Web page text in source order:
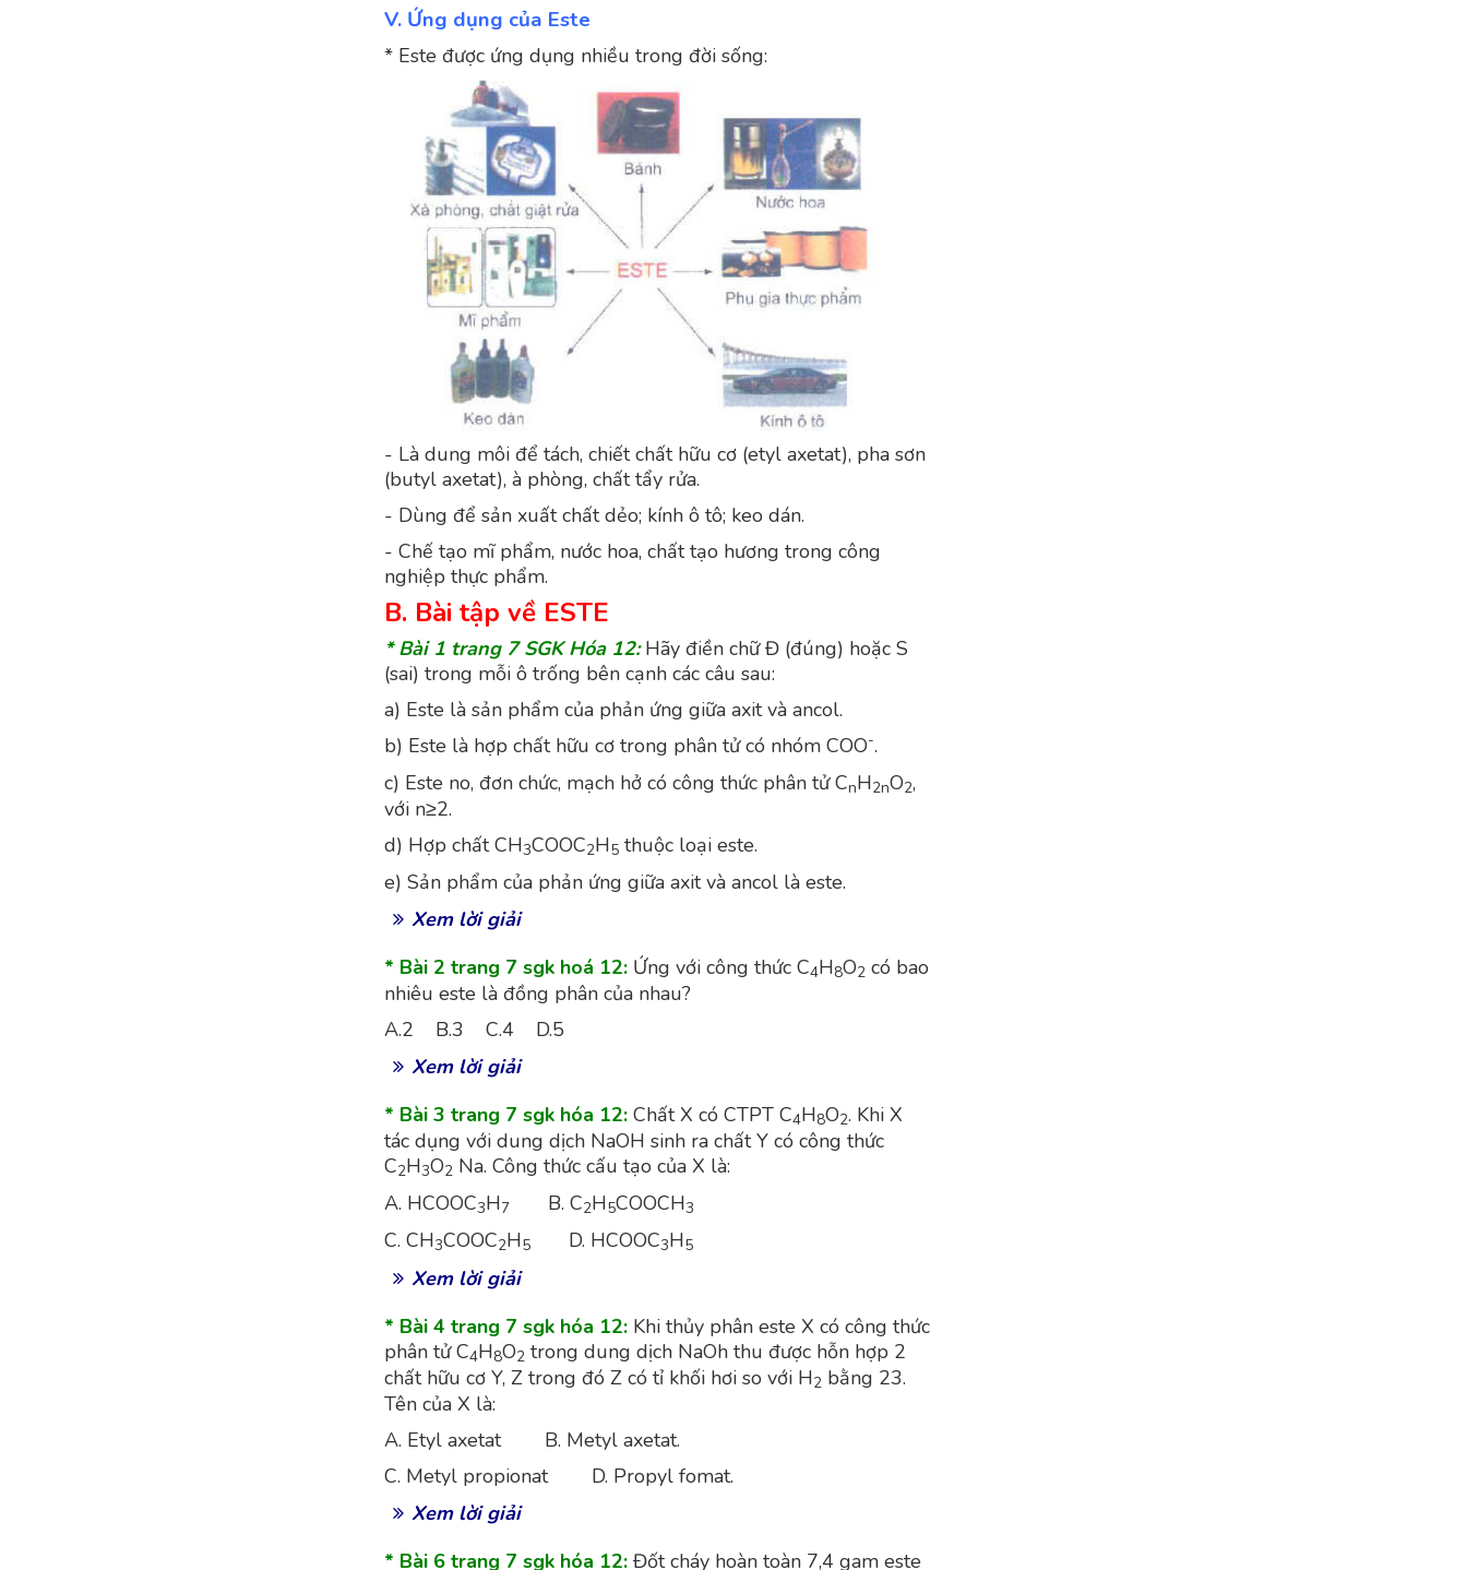
V. Ứng dụng của Este
* Este được ứng dụng nhiều trong đời sống:
- Là dung môi để tách, chiết chất hữu cơ (etyl axetat), pha sơn
(butyl axetat), à phòng, chất tẩy rửa.
- Dùng để sản xuất chất dẻo; kính ô tô; keo dán.
- Chế tạo mĩ phẩm, nước hoa, chất tạo hương trong công
nghiệp thực phẩm.
B. Bài tập về ESTE
* Bài 1 trang 7 SGK Hóa 12:Hãy điền chữ Đ (đúng) hoặc S
(sai) trong mỗi ô trống bên cạnh các câu sau:
a) Este là sản phẩm của phản ứng giữa axit và ancol.
b) Este là hợp chất hữu cơ trong phân tử có nhóm COO-.
c) Este no, đơn chức, mạch hở có công thức phân tử CnH2nO2,
với n≥2.
d) Hợp chất CH3COOC2H5 thuộc loại este.
e) Sản phẩm của phản ứng giữa axit và ancol là este.
Xem lời giải
* Bài 2 trang 7 sgk hoá 12: Ứng với công thức C4H8O2 có bao
nhiêu este là đồng phân của nhau?
A.2 B.3 C.4 D.5
Xem lời giải
* Bài 3 trang 7 sgk hóa 12: Chất X có CTPT C4H8O2. Khi X
tác dụng với dung dịch NaOH sinh ra chất Y có công thức
C2H3O2 Na. Công thức cấu tạo của X là:
A. HCOOC3H7 B. C2H5COOCH3
C. CH3COOC2H5 D. HCOOC3H5
Xem lời giải
* Bài 4 trang 7 sgk hóa 12: Khi thủy phân este X có công thức
phân tử C4H8O2 trong dung dịch NaOh thu được hỗn hợp 2
chất hữu cơ Y, Z trong đó Z có tỉ khối hơi so với H2 bằng 23.
Tên của X là:
A. Etyl axetat B. Metyl axetat.
C. Metyl propionat D. Propyl fomat.
Xem lời giải
* Bài 6 trang 7 sgk hóa 12: Đốt cháy hoàn toàn 7,4 gam este